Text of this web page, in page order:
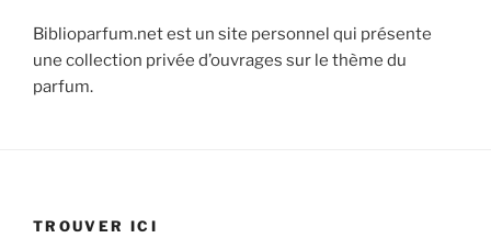
Biblioparfum.net est un site personnel qui présente
une collection privée d’ouvrages sur le thème du
parfum.
TROUVER ICI